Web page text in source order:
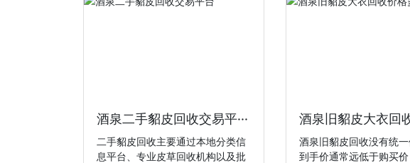
酒泉二手貂皮回收交易平···
二手貂皮回收主要通过本地分类信
息平台、专业皮草回收机构以及批
酒泉旧貂皮大衣回收
酒泉旧貂皮回收没有统
到手价通常远低于购买